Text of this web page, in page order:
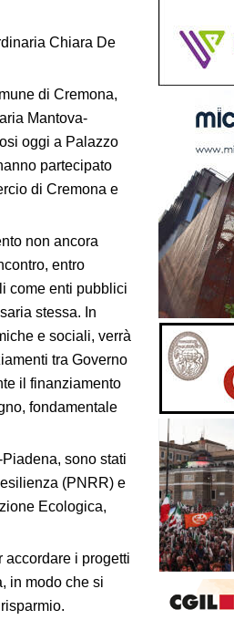
Chiara De
di Cremona,
Mantova-
oggi a Palazzo
partecipato
di Cremona e
non ancora
entro
come enti pubblici
stessa. In
e sociali, verrà
tra Governo
il finanziamento
fondamentale
sono stati
(PNRR) e
Ecologica,
accordare i progetti
in modo che si